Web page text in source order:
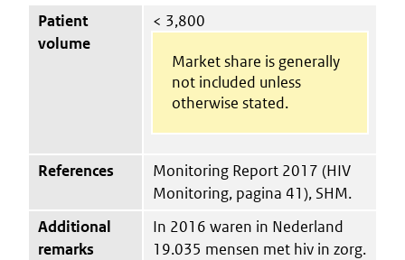
Patient
volume
< 3,800
Market share is generally
not included unless
otherwise stated.
References
Monitoring Report 2017 (HIV
Monitoring, pagina 41), SHM.
Additional
remarks
In 2016 waren in Nederland
19.035 mensen met hiv in zorg.